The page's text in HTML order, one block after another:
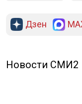
Дзен
Новости СМИ2